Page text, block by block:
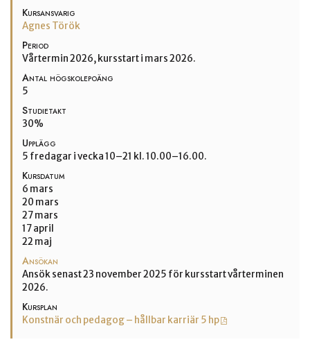
Kursansvarig
Agnes Török
Period
Vårtermin 2026, kursstart i mars 2026.
Antal högskolepoäng
5
Studietakt
30%
Upplägg
5 fredagar i vecka 10–21 kl. 10.00–16.00.
Kursdatum
6 mars
20 mars
27 mars
17 april
22 maj
Ansökan
Ansök senast 23 november 2025 för kursstart vårterminen
2026.
Kursplan
Konstnär och pedagog – hållbar karriär 5 hp